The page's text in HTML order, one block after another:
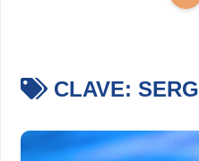
CLAVE: